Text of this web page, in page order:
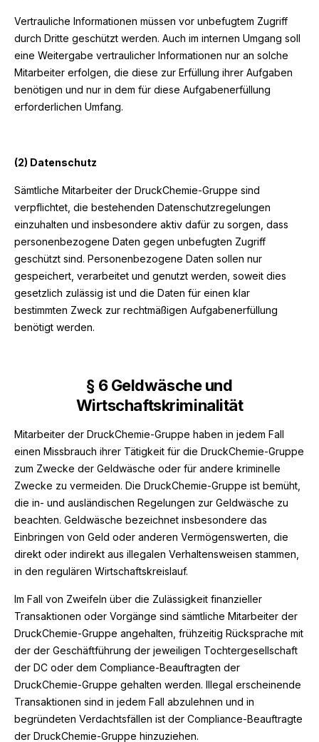
Vertrauliche Informationen müssen vor unbefugtem Zugriff
durch Dritte geschützt werden. Auch im internen Umgang soll
eine Weitergabe vertraulicher Informationen nur an solche
Mitarbeiter erfolgen, die diese zur Erfüllung ihrer Aufgaben
benötigen und nur in dem für diese Aufgabenerfüllung
erforderlichen Umfang.
(2) Datenschutz
Sämtliche Mitarbeiter der DruckChemie-Gruppe sind
verpflichtet, die bestehenden Datenschutzregelungen
einzuhalten und insbesondere aktiv dafür zu sorgen, dass
personenbezogene Daten gegen unbefugten Zugriff
geschützt sind. Personenbezogene Daten sollen nur
gespeichert, verarbeitet und genutzt werden, soweit dies
gesetzlich zulässig ist und die Daten für einen klar
bestimmten Zweck zur rechtmäßigen Aufgabenerfüllung
benötigt werden.
§ 6 Geldwäsche und
Wirtschaftskriminalität
Mitarbeiter der DruckChemie-Gruppe haben in jedem Fall
einen Missbrauch ihrer Tätigkeit für die DruckChemie-Gruppe
zum Zwecke der Geldwäsche oder für andere kriminelle
Zwecke zu vermeiden. Die DruckChemie-Gruppe ist bemüht,
die in- und ausländischen Regelungen zur Geldwäsche zu
beachten. Geldwäsche bezeichnet insbesondere das
Einbringen von Geld oder anderen Vermögenswerten, die
direkt oder indirekt aus illegalen Verhaltensweisen stammen,
in den regulären Wirtschaftskreislauf.
Im Fall von Zweifeln über die Zulässigkeit finanzieller
Transaktionen oder Vorgänge sind sämtliche Mitarbeiter der
DruckChemie-Gruppe angehalten, frühzeitig Rücksprache mit
der der Geschäftführung der jeweiligen Tochtergesellschaft
der DC oder dem Compliance-Beauftragten der
DruckChemie-Gruppe gehalten werden. Illegal erscheinende
Transaktionen sind in jedem Fall abzulehnen und in
begründeten Verdachtsfällen ist der Compliance-Beauftragte
der DruckChemie-Gruppe hinzuziehen.